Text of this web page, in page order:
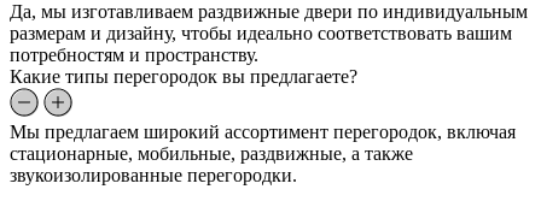
Да, мы изготавливаем раздвижные двери по индивидуальным
размерам и дизайну, чтобы идеально соответствовать вашим
потребностям и пространству.
Какие типы перегородок вы предлагаете?
Мы предлагаем широкий ассортимент перегородок, включая
стационарные, мобильные, раздвижные, а также
звукоизолированные перегородки.